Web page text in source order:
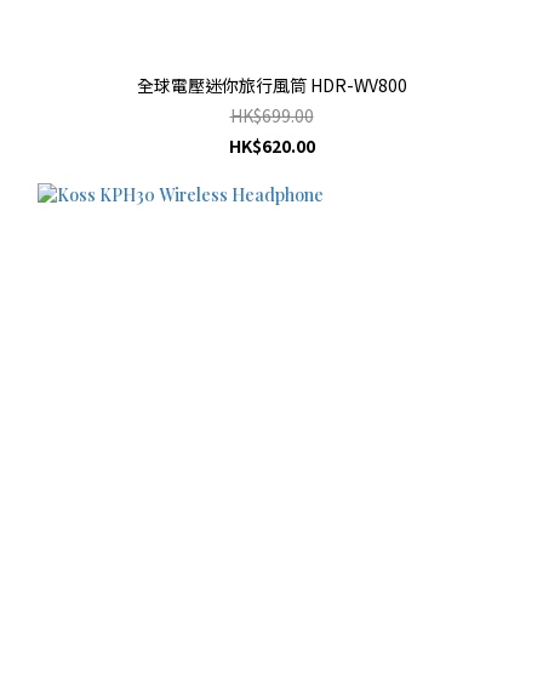
全球電壓迷你旅行風筒 HDR-WV800
HK$699.00
HK$620.00